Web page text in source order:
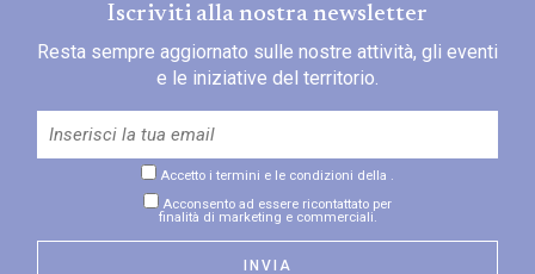
Iscriviti alla nostra newsletter
Resta sempre aggiornato sulle nostre attività, gli eventi
e le iniziative del territorio.
Accetto i termini e le condizioni della .
Acconsento ad essere ricontattato per
finalità di marketing e commerciali.